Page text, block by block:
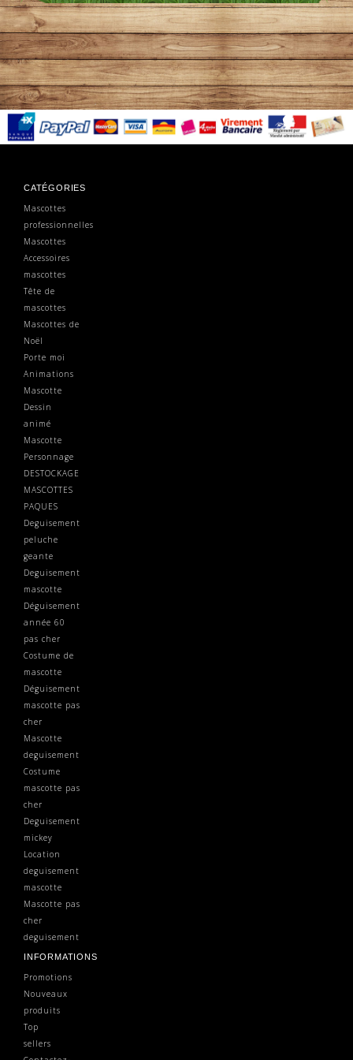
CATÉGORIES
Mascottes
professionnelles
Mascottes
Accessoires
mascottes
Tête de
mascottes
Mascottes de
Noël
Porte moi
Animations
Mascotte
Dessin
animé
Mascotte
Personnage
DESTOCKAGE
MASCOTTES
PAQUES
Deguisement
peluche
geante
Deguisement
mascotte
Déguisement
année 60
pas cher
Costume de
mascotte
Déguisement
mascotte pas
cher
Mascotte
deguisement
Costume
mascotte pas
cher
Deguisement
mickey
Location
deguisement
mascotte
Mascotte pas
cher
deguisement
INFORMATIONS
Promotions
Nouveaux
produits
Top
sellers